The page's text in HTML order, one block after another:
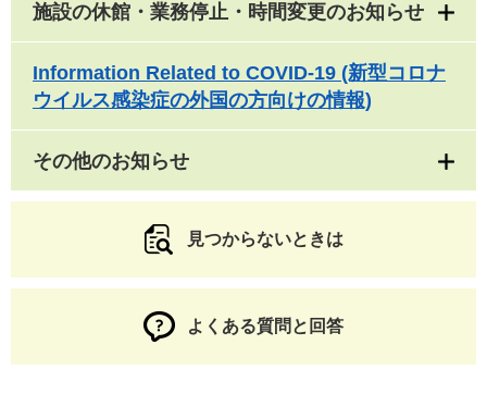
施設の休館・業務停止・時間変更のお知らせ
Information Related to COVID-19 (新型コロナ
ウイルス感染症の外国の方向けの情報)
その他のお知らせ
見つからないときは
よくある質問と回答